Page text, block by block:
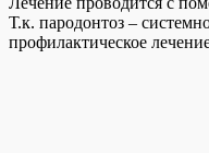
Т.к. пародонтоз –
профилактическое